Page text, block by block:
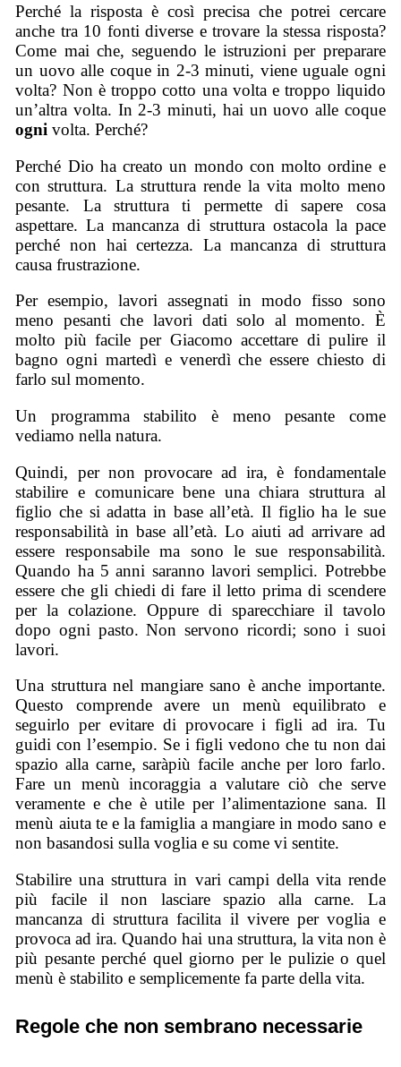
Perché la risposta è così precisa che potrei cercare
anche tra 10 fonti diverse e trovare la stessa risposta?
Come mai che, seguendo le istruzioni per preparare
un uovo alle coque in 2-3 minuti, viene uguale ogni
volta? Non è troppo cotto una volta e troppo liquido
un’altra volta. In 2-3 minuti, hai un uovo alle coque
ogni volta. Perché?
Perché Dio ha creato un mondo con molto ordine e
con struttura. La struttura rende la vita molto meno
pesante. La struttura ti permette di sapere cosa
aspettare. La mancanza di struttura ostacola la pace
perché non hai certezza. La mancanza di struttura
causa frustrazione.
Per esempio, lavori assegnati in modo fisso sono
meno pesanti che lavori dati solo al momento. È
molto più facile per Giacomo accettare di pulire il
bagno ogni martedì e venerdì che essere chiesto di
farlo sul momento.
Un programma stabilito è meno pesante come
vediamo nella natura.
Quindi, per non provocare ad ira, è fondamentale
stabilire e comunicare bene una chiara struttura al
figlio che si adatta in base all’età. Il figlio ha le sue
responsabilità in base all’età. Lo aiuti ad arrivare ad
essere responsabile ma sono le sue responsabilità.
Quando ha 5 anni saranno lavori semplici. Potrebbe
essere che gli chiedi di fare il letto prima di scendere
per la colazione. Oppure di sparecchiare il tavolo
dopo ogni pasto. Non servono ricordi; sono i suoi
lavori.
Una struttura nel mangiare sano è anche importante.
Questo comprende avere un menù equilibrato e
seguirlo per evitare di provocare i figli ad ira. Tu
guidi con l’esempio. Se i figli vedono che tu non dai
spazio alla carne, saràpiù facile anche per loro farlo.
Fare un menù incoraggia a valutare ciò che serve
veramente e che è utile per l’alimentazione sana. Il
menù aiuta te e la famiglia a mangiare in modo sano e
non basandosi sulla voglia e su come vi sentite.
Stabilire una struttura in vari campi della vita rende
più facile il non lasciare spazio alla carne. La
mancanza di struttura facilita il vivere per voglia e
provoca ad ira. Quando hai una struttura, la vita non è
più pesante perché quel giorno per le pulizie o quel
menù è stabilito e semplicemente fa parte della vita.
Regole che non sembrano necessarie